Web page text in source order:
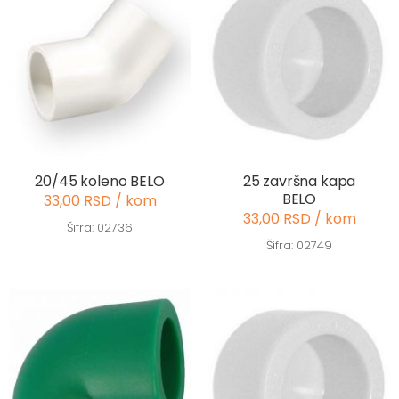
20/45 koleno BELO
33,00 RSD / kom
Šifra: 02736
25 završna kapa
BELO
33,00 RSD / kom
Šifra: 02749